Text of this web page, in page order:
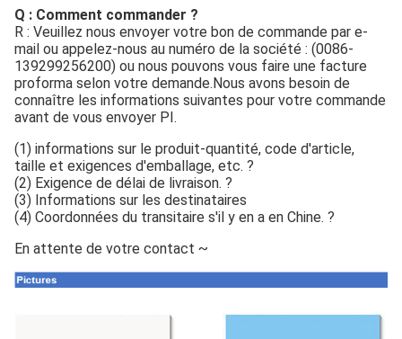
Q : Comment commander ?
R : Veuillez nous envoyer votre bon de commande par e-
mail ou appelez-nous au numéro de la société : (0086-
139299256200) ou nous pouvons vous faire une facture
proforma selon votre demande.Nous avons besoin de
connaître les informations suivantes pour votre commande
avant de vous envoyer PI.
(1) informations sur le produit-quantité, code d'article,
taille et exigences d'emballage, etc. ?
(2) Exigence de délai de livraison. ?
(3) Informations sur les destinataires
(4) Coordonnées du transitaire s'il y en a en Chine. ?
En attente de votre contact ~